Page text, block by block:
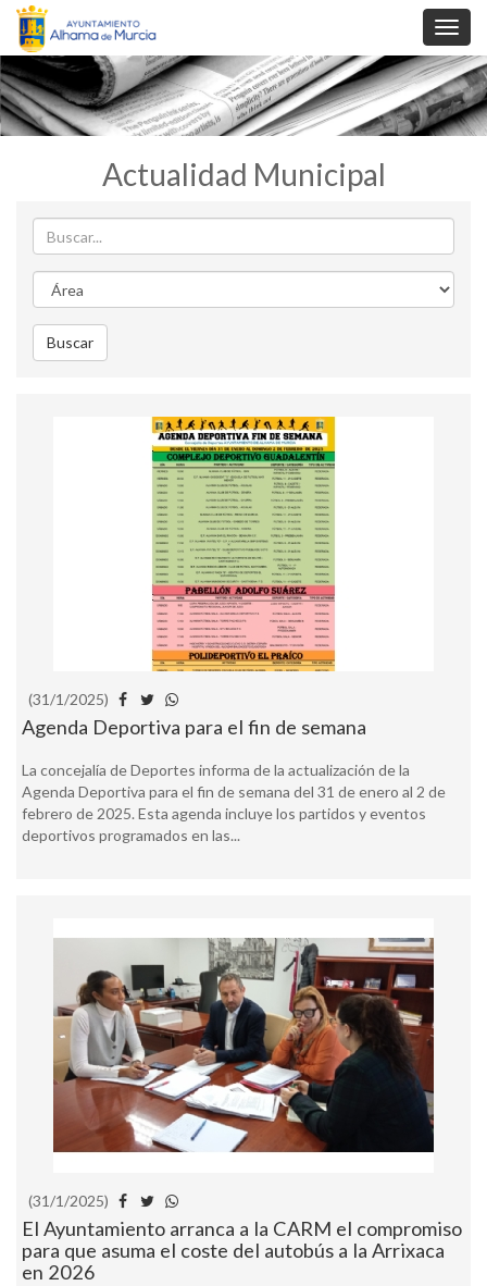
Actualidad Municipal
Buscar
Area
Buscar
(31/1/2025)
Agenda Deportiva para el fin de semana
La concejalía de Deportes informa de la actualización de la
Agenda Deportiva para el fin de semana del 31 de enero al 2 de
febrero de 2025. Esta agenda incluye los partidos y eventos
deportivos programados en las...
(31/1/2025)
El Ayuntamiento arranca a la CARM el compromiso
para que asuma el coste del autobús a la Arrixaca
en 2026